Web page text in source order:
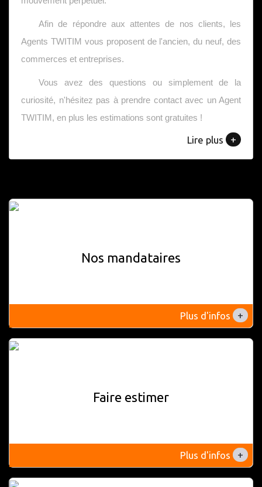
Afin de répondre aux attentes de nos clients, les
Agents TWITIM vous proposent de l'ancien, du neuf, des
commerces et entreprises.
Vous avez des questions ou simplement de la
curiosité, n'hésitez pas à prendre contact avec un Agent
TWITIM, en plus les estimations sont gratuites !
Lire plus +
Nos mandataires
Plus d'infos +
Faire estimer
Plus d'infos +